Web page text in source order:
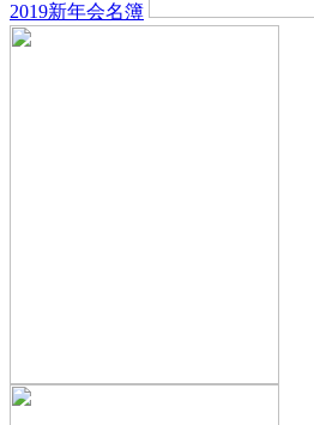
2019新年会名簿